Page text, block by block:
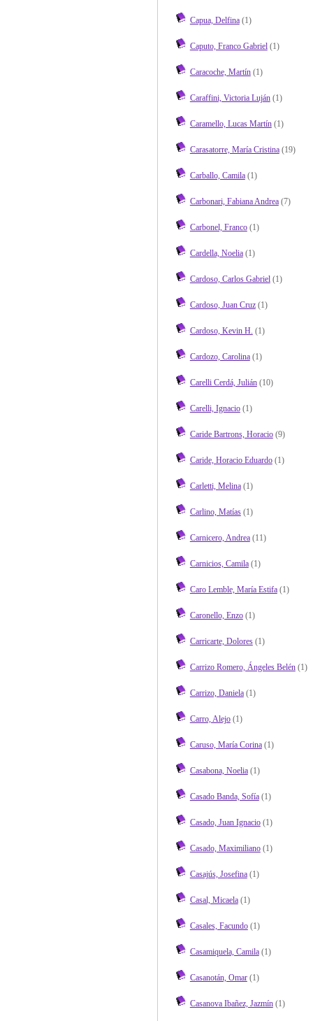
Capua, Delfina(1)
Caputo, Franco Gabriel(1)
Caracoche, Martín(1)
Caraffini, Victoria Luján(1)
Caramello, Lucas Martín(1)
Carasatorre, María Cristina(19)
Carballo, Camila(1)
Carbonari, Fabiana Andrea(7)
Carbonel, Franco(1)
Cardella, Noelia(1)
Cardoso, Carlos Gabriel(1)
Cardoso, Juan Cruz(1)
Cardoso, Kevin H. (1)
Cardozo, Carolina(1)
Carelli Cerdá, Julián(10)
Carelli, Ignacio(1)
Caride Bartrons, Horacio(9)
Caride, Horacio Eduardo(1)
Carletti, Melina(1)
Carlino, Matías(1)
Carnicero, Andrea(11)
Carnicios, Camila(1)
Caro Lemble, María Estifa(1)
Caronello, Enzo(1)
Carricarte, Dolores(1)
Carrizo Romero, Ángeles Belén(1)
Carrizo, Daniela(1)
Carro, Alejo(1)
Caruso, María Corina(1)
Casabona, Noelia(1)
Casado Banda, Sofía(1)
Casado, Juan Ignacio(1)
Casado, Maximiliano(1)
Casajús, Josefina(1)
Casal, Micaela(1)
Casales, Facundo(1)
Casamiquela, Camila(1)
Casanotán, Omar(1)
Casanova Ibañez, Jazmín(1)